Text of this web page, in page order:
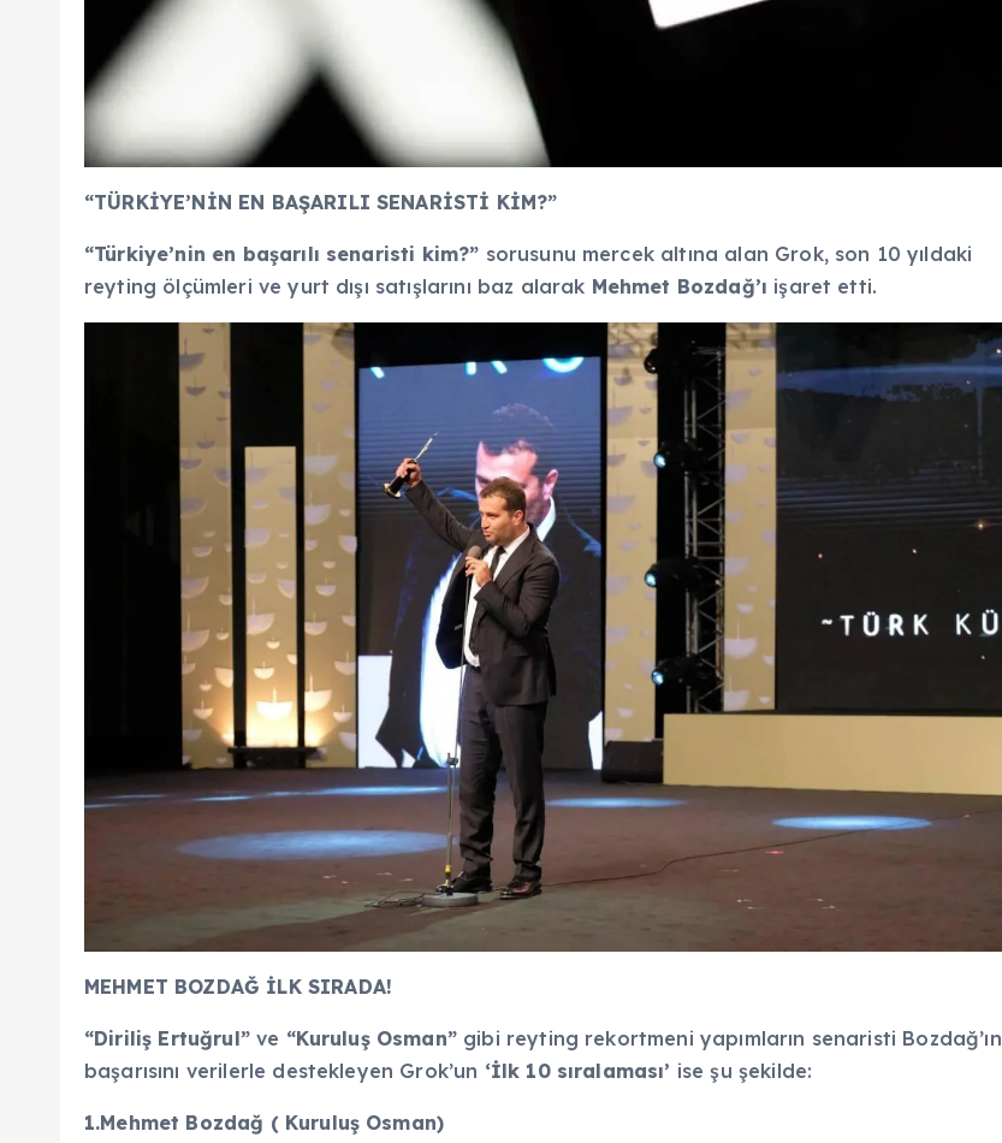
“TÜRKİYE’NİN EN BAŞARILI SENARİSTİ KİM?”
“Türkiye’nin en başarılı senaristi kim?” sorusunu mercek altına alan Grok, son 10 yıldaki
reyting ölçümleri ve yurt dışı satışlarını baz alarak Mehmet Bozdağ’ı işaret etti.
MEHMET BOZDAĞ İLK SIRADA!
“Diriliş Ertuğrul”ve “Kuruluş Osman”gibi reyting rekortmeni yapımların senaristi Bozdağ’ın
başarısını verilerle destekleyen Grok’un ‘İlk 10 sıralaması’ ise şu şekilde:
1.Mehmet Bozdağ ( Kuruluş Osman)